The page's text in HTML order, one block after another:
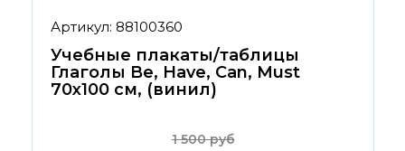
Артикул: 88100360
Учебные плакаты/таблицы
Глаголы Be, Have, Can, Must
70x100 см, (винил)
1 500 руб